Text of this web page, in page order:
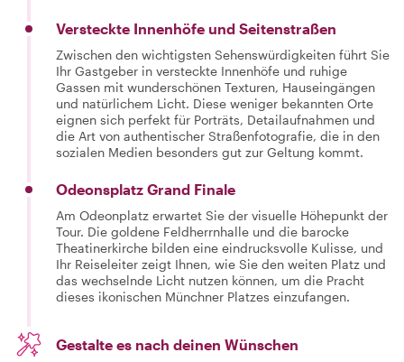
Versteckte Innenhöfe und Seitenstraßen
Zwischen den wichtigsten Sehenswürdigkeiten führt Sie
Ihr Gastgeber in versteckte Innenhöfe und ruhige
Gassen mit wunderschönen Texturen, Hauseingängen
und natürlichem Licht. Diese weniger bekannten Orte
eignen sich perfekt für Porträts, Detailaufnahmen und
die Art von authentischer Straßenfotografie, die in den
sozialen Medien besonders gut zur Geltung kommt.
Odeonsplatz Grand Finale
Am Odeonplatz erwartet Sie der visuelle Höhepunkt der
Tour. Die goldene Feldherrnhalle und die barocke
Theatinerkirche bilden eine eindrucksvolle Kulisse, und
Ihr Reiseleiter zeigt Ihnen, wie Sie den weiten Platz und
das wechselnde Licht nutzen können, um die Pracht
dieses ikonischen Münchner Platzes einzufangen.
Gestalte es nach deinen Wünschen